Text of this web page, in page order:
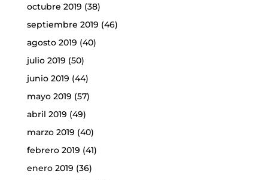
octubre 2019 (38)
septiembre 2019 (46)
agosto 2019 (40)
julio 2019 (50)
junio 2019 (44)
mayo 2019 (57)
abril 2019 (49)
marzo 2019 (40)
febrero 2019 (41)
enero 2019 (36)